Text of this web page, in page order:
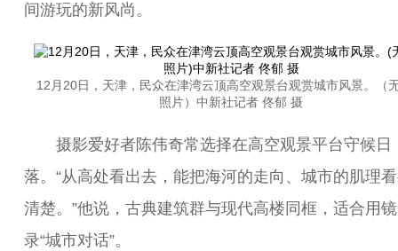
间游玩的新风尚。
12月20日，天津，民众在津湾云顶高空观景台观赏城市风景。（
照片）中新社记者 佟郁 摄
摄影爱好者陈伟奇常选择在高空观景平台守候日
落。“从高处看出去，能把海河的走向、城市的肌理
清楚。”他说，古典建筑群与现代高楼同框，适合用
录“城市对话”。